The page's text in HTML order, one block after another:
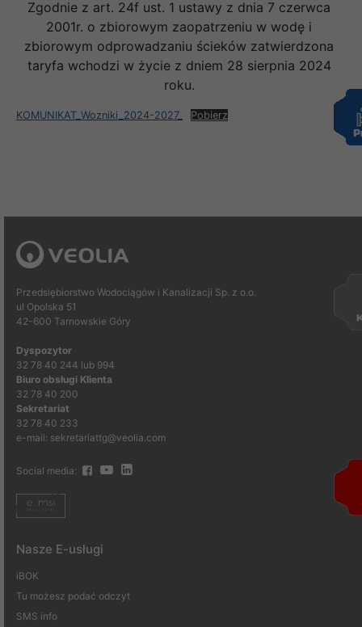
Zgodnie z art. 24f ust. 1 ustawy z dnia 7 czerwca
2001r. o zbiorowym zaopatrzeniu w wodę i
zbiorowym odprowadzaniu ścieków zatwierdzona
taryfa wchodzi w życie z dniem 28 sierpnia 2024
roku.
KOMUNIKAT_Wozniki_2024-2027_ Pobierz
Przedsiębiorstwo Wodociągów i Kanalizacji Sp. z o.o.
ul Opolska 51
42-600 Tarnowskie Góry
Dyspozytor
32 78 40 244 lub 994
Biuro obsługi Klienta
32 78 40 200
Sekretariat
32 78 40 233
e-mail: sekretariattg@veolia.com
Social media:
Nasze E-usługi
iBOK
Tu możesz podać odczyt
SMS info